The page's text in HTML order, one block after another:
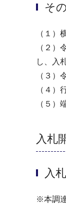
そ
（１）
（２）
し、入
（３）
（４）
（５）
入札
入
※本調